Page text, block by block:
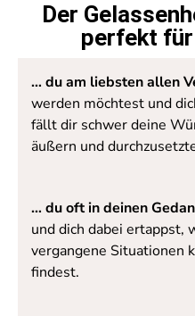
Der
perfekt
… du am liebsten allen
werden möchtest und
fällt dir schwer deine
äußern und
… du oft in deinen
und dich dabei ertappst,
vergangene Situationen
findest.